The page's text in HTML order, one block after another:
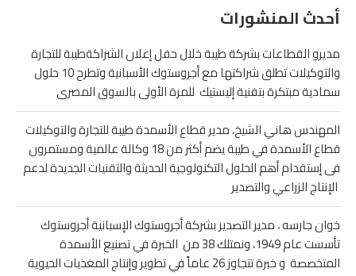
أحدث المنشورات
مديرو القطاعات بشركة طيبة خلال حفل إعلان الشراكةطيبة للتجارة
والتوكيلات تطلق شراكتها مع أجروستوك الأسبانية وتطرح 10 حلول
سمادية مبتكرة بتفنية إليستيك للمرة الأولى بالسوق المصرى
المهندس هاني الشيخ، مدير قطاع الأسمدة طيبة للتجارة والتوكيلات
قطاع الأسمدة في طيبة يضم أكثر من 18 وكالة عالمية ومستمرون
فى إستقدام أهم الحلول التكنولوجية الحديثة والتقنيات الجديدة لدعم
الإنتاج الزراعي والتصدير
خوان جارسه ، مدير التصدير بشركة أجروستوك الإسبانية أجروستوك
تأسست عام 1949، ونمتلك 38 من الخبرة في تصنيع الأسمدة
المتخصصة و خبرة تتجاوز 26 عاماً في تطوير وإنتاج المغذيات الحيوية